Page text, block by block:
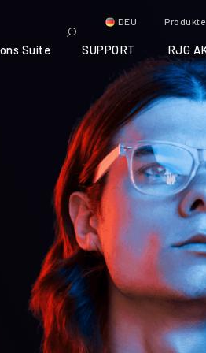
DEU Produkte
Suite SUPPORT RJG